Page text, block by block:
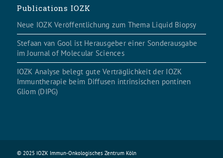
Publications IOZK
Neue IOZK Veröffentlichung zum Thema Liquid Biopsy
Stefaan van Gool ist Herausgeber einer Sonderausgabe
im Journal of Molecular Sciences
IOZK Analyse belegt gute Verträglichkeit der IOZK
Immuntherapie beim Diffusen intrinsischen pontinen
Gliom (DIPG)
© 2025 IOZK Immun-Onkologisches Zentrum Köln